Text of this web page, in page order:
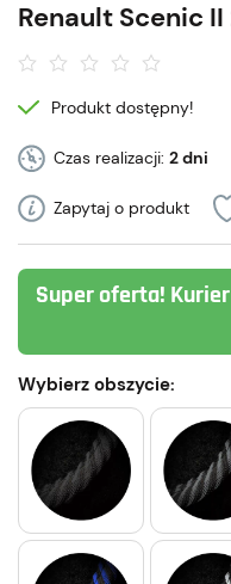
Renault Scenic
Produkt dostępny!
Czas realizacji: 2 dni
Zapytaj o produkt
Super oferta!
Wybierz obszycie: